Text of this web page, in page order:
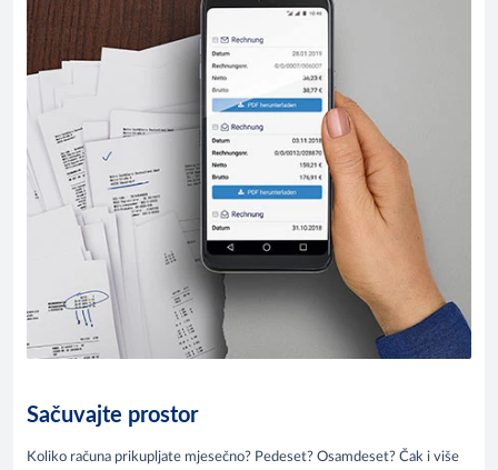
Sačuvajte prostor
Koliko računa prikupljate mjesečno? Pedeset? Osamdeset? Čak i više